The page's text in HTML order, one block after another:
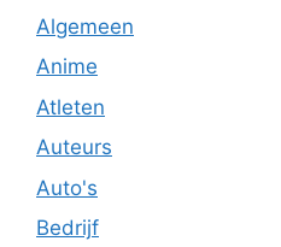
Algemeen
Anime
Atleten
Auteurs
Auto's
Bedrijf